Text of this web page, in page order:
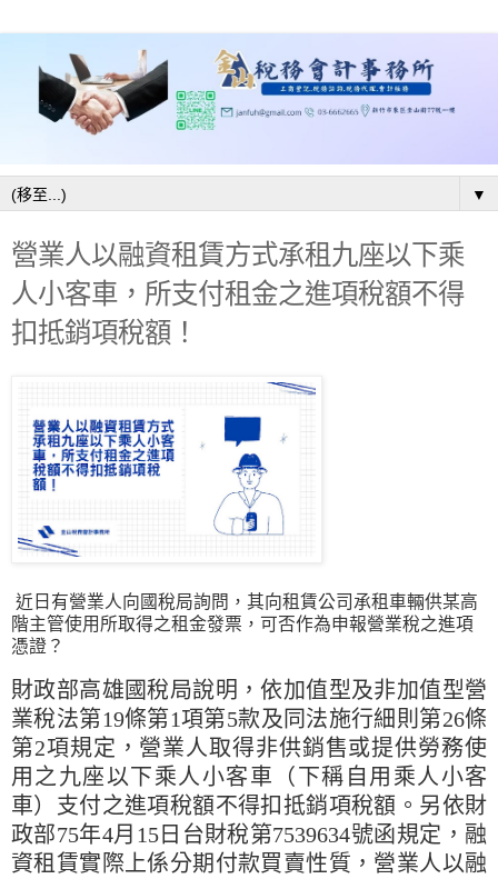
▼
營業人以融資租賃方式承租九座以下乘
人小客車，所支付租金之進項稅額不得
扣抵銷項稅額！
近日有營業人向國稅局詢問，其向租賃公司承租車輛供某高
階主管使用所取得之租金發票，可否作為申報營業稅之進項
憑證？
財政部高雄國稅局說明，依加值型及非加值型營
業稅法第19條第1項第5款及同法施行細則第26條
第2項規定，營業人取得非供銷售或提供勞務使
用之九座以下乘人小客車（下稱自用乘人小客
車）支付之進項稅額不得扣抵銷項稅額。另依財
政部75年4月15日台財稅第7539634號函規定，融
資租賃實際上係分期付款買賣性質，營業人以融